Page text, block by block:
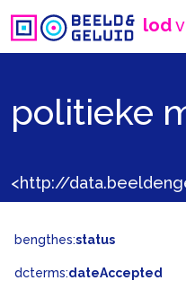
lod
politieke
<http://
bengthes:status
dcterms:dateAccepted